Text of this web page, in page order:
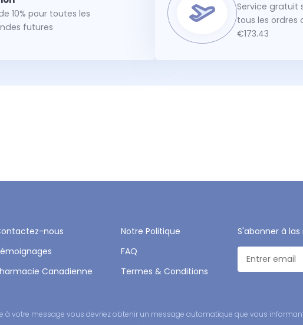
10% pour toutes les
futures
Service gratuit
tous les
€173.43
nous
Notre Politique
FAQ
Canadienne Termes & Conditions
S'abonner à las
à votre message vous devriez obtenir un message automatique que vous